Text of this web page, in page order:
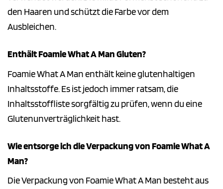
den Haaren und schützt die Farbe vor dem
Ausbleichen.
Enthält Foamie What A Man Gluten?
Foamie What A Man enthält keine glutenhaltigen
Inhaltsstoffe. Es ist jedoch immer ratsam, die
Inhaltsstoffliste sorgfältig zu prüfen, wenn du eine
Glutenunverträglichkeit hast.
Wie entsorge ich die Verpackung von Foamie What A
Man?
Die Verpackung von Foamie What A Man besteht aus